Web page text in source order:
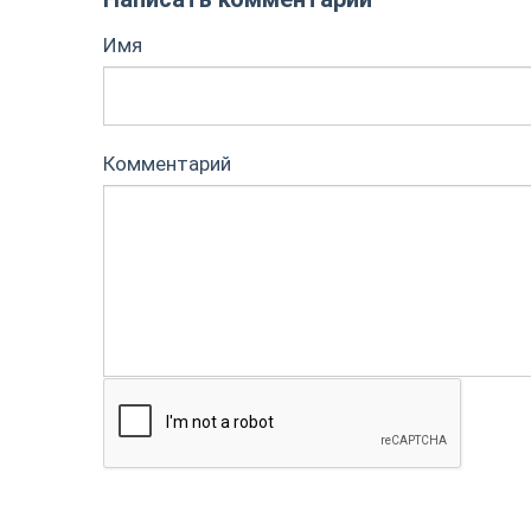
Имя
Комментарий